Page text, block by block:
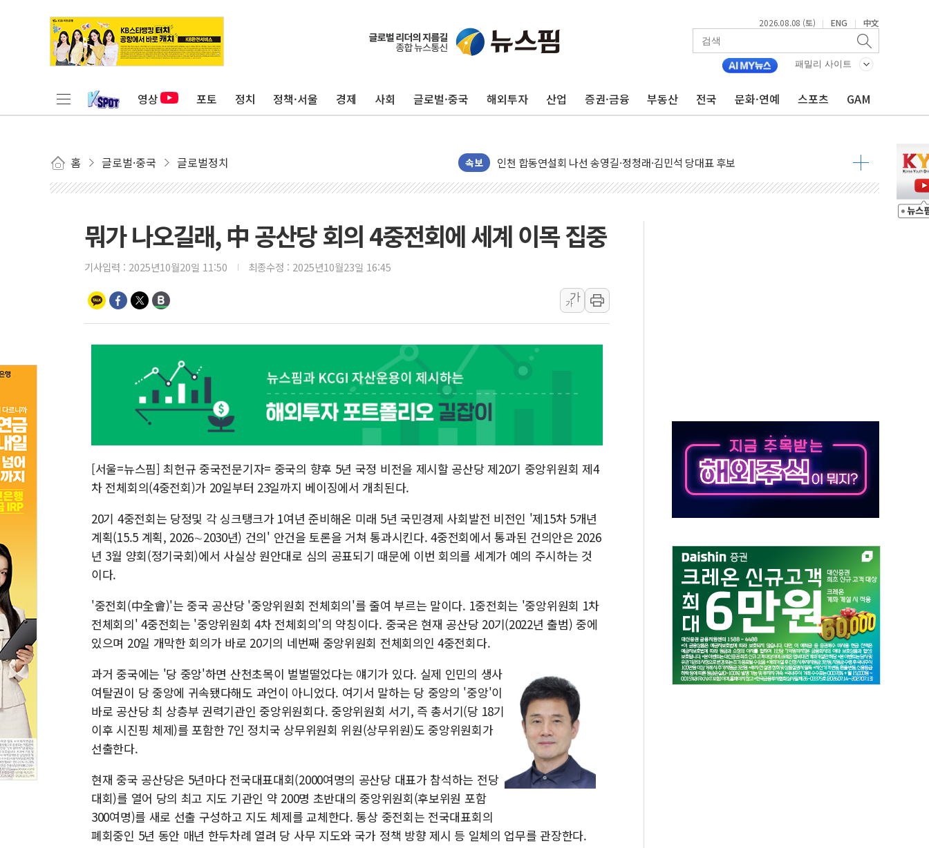
2026.08.08 (토) | ENG | 中文
패밀리 사이트
영상 포토 정치 정책·서울 경제 사회 글로벌·중국 해외투자 산업 증권·금융 부동산 전국 문화·연예 스포츠 GAM
홈 글로벌·중국 글로벌정치 속보
울진·영덕 '호우특보'-포항 '산사태 주의보'...경북도, 호우 피해·통제구간 없어
인천 합동연설회 나선 송영길·정청래·김민석 당대표 후보
인사하는 김민석 당대표 후보
[속보] 민주, 인천 경선 결과 발표...김민석 45.09% 정청래 43.27% 송영길 11.63%
美, 이란전 출구전략 만지작…공습 한계·탄약 부족 현실화
강릉·동해·삼척 시간당 최대 50㎜ 폭우…강원 동해안 강한 비 이어져
폐기물 수거하다 참변…60대 환경미화원 수거차에 치여 사망
서울 중랑구 주택가서 흉기 난동…60대 남성 2명 숨져
추미애, '위안부' 피해자 기림의 날 참석..."국제적 시민 연대로 목소리 내야"
인천 선재도 갯벌서 해루질 중 실종 60대 나흘만에 숨진 채 발견
인천서 말다툼 중 어머니 흉기 살해 10대 아들 체포
'화합' 꺼낸 김민석에 '뻔뻔' 받아친 정청래…제주 연설서 신경전 고조
뭐가 나오길래, 中 공산당 회의 4중전회에 세계 이목 집중
기사입력 : 2025년10월20일 11:50 최종수정 : 2025년10월23일 16:45
가
가
[서울=뉴스핌] 최헌규 중국전문기자= 중국의 향후 5년 국정 비전을 제시할 공산당 제20기 중앙위원회 제4
차 전체회의(4중전회)가 20일부터 23일까지 베이징에서 개최된다.
20기 4중전회는 당정및 각 싱크탱크가 1여년 준비해온 미래 5년 국민경제 사회발전 비전인 '제15차 5개년
계획(15.5 계획, 2026∼2030년) 건의' 안건을 토론을 거쳐 통과시킨다. 4중전회에서 통과된 건의안은 2026
년 3월 양회(정기국회)에서 사실상 원안대로 심의 공표되기 때문에 이번 회의를 세계가 예의 주시하는 것
이다.
'중전회(中全會)'는 중국 공산당 '중앙위원회 전체회의'를 줄여 부르는 말이다. 1중전회는 '중앙위원회 1차
전체회의' 4중전회는 '중앙위원회 4차 전체회의'의 약칭이다. 중국은 현재 공산당 20기(2022년 출범) 중에
있으며 20일 개막한 회의가 바로 20기의 네번째 중앙위원회 전체회의인 4중전회다.
과거 중국에는 '당 중앙'하면 산천초목이 벌벌떨었다는 얘기가 있다. 실제 인민의 생사
여탈권이 당 중앙에 귀속됐다해도 과언이 아니었다. 여기서 말하는 당 중앙의 '중앙'이
바로 공산당 최 상층부 권력기관인 중앙위원회다. 중앙위원회 서기, 즉 총서기(당 18기
이후 시진핑 체제)를 포함한 7인 정치국 상무위원회 위원(상무위원)도 중앙위원회가
선출한다.
현재 중국 공산당은 5년마다 전국대표대회(2000여명의 공산당 대표가 참석하는 전당
대회)를 열어 당의 최고 지도 기관인 약 200명 초반대의 중앙위원회(후보위원 포함
300여명)를 새로 선출 구성하고 지도 체제를 교체한다. 통상 중전회는 전국대표회의
폐회중인 5년 동안 매년 한두차례 열려 당 사무 지도와 국가 정책 방향 제시 등 일체의 업무를 관장한다.